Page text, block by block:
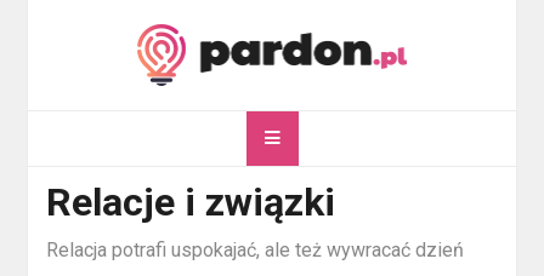
pardon.pl
Relacje i związki
Relacja potrafi uspokajać, ale też wywracać dzień